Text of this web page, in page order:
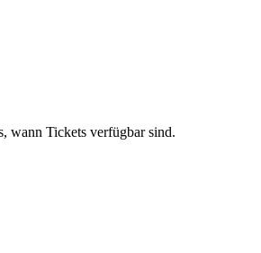
wann Tickets verfügbar sind.